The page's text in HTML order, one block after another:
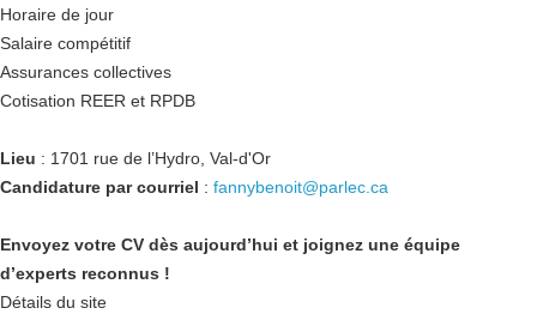
Horaire de jour
Salaire compétitif
Assurances collectives
Cotisation REER et RPDB
Lieu : 1701 rue de l’Hydro, Val-d'Or
Candidature par courriel : fannybenoit@parlec.ca
Envoyez votre CV dès aujourd’hui et joignez une équipe
d’experts reconnus !
Détails du site